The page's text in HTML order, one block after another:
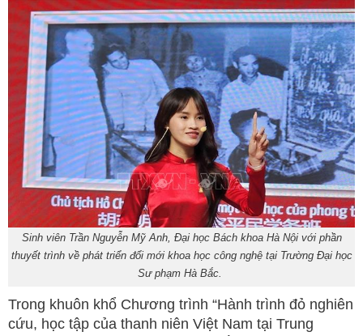
Sinh viên Trần Nguyễn Mỹ Anh, Đại học Bách khoa Hà Nội với phần
thuyết trình về phát triển đổi mới khoa học công nghệ tại Trường Đại học
Sư phạm Hà Bắc.
Trong khuôn khổ Chương trình “Hành trình đỏ nghiên
cứu, học tập của thanh niên Việt Nam tại Trung